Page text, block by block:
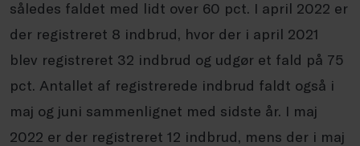
således faldet med lidt over 60 pct. I april 2022 er
der registreret 8 indbrud, hvor der i april 2021
blev registreret 32 indbrud og udgør et fald på 75
pct. Antallet af registrerede indbrud faldt også i
maj og juni sammenlignet med sidste år. I maj
2022 er der registreret 12 indbrud, mens der i maj